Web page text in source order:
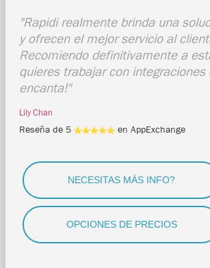
"Rapidi realmente brinda una
y ofrecen el mejor servicio al
Recomiendo definitivamente a
quieres trabajar con integraciones
encanta!"
Lily Chan
Reseña de 5 en AppExchange
NECESITAS MÁS INFO?
OPCIONES DE PRECIOS